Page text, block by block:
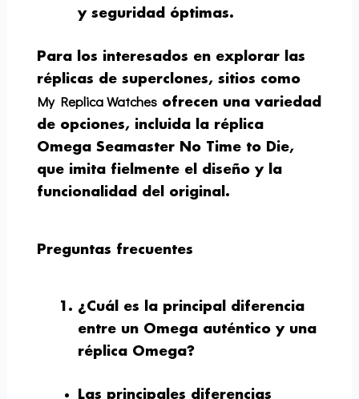
y seguridad óptimas.
Para los interesados en explorar las
réplicas de superclones, sitios como
My Replica Watches ofrecen una variedad
de opciones, incluida la réplica
Omega Seamaster No Time to Die,
que imita fielmente el diseño y la
funcionalidad del original.
Preguntas frecuentes
¿Cuál es la principal diferencia
entre un Omega auténtico y una
réplica Omega?
Las principales diferencias